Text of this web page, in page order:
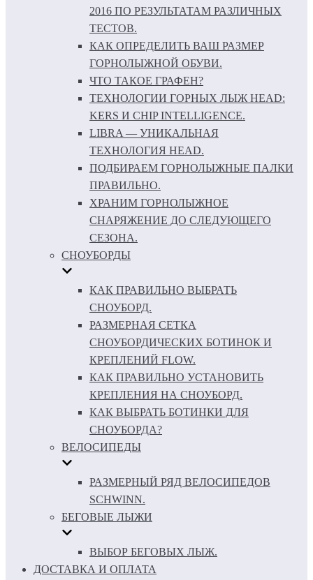
2016 ПО РЕЗУЛЬТАТАМ РАЗЛИЧНЫХ
ТЕСТОВ.
КАК ОПРЕДЕЛИТЬ ВАШ РАЗМЕР
ГОРНОЛЫЖНОЙ ОБУВИ.
ЧТО ТАКОЕ ГРАФЕН?
ТЕХНОЛОГИИ ГОРНЫХ ЛЫЖ HEAD:
KERS И CHIP INTELLIGENCE.
LIBRA — УНИКАЛЬНАЯ
ТЕХНОЛОГИЯ HEAD.
ПОДБИРАЕМ ГОРНОЛЫЖНЫЕ ПАЛКИ
ПРАВИЛЬНО.
ХРАНИМ ГОРНОЛЫЖНОЕ
СНАРЯЖЕНИЕ ДО СЛЕДУЮЩЕГО
СЕЗОНА.
СНОУБОРДЫ
КАК ПРАВИЛЬНО ВЫБРАТЬ
СНОУБОРД.
РАЗМЕРНАЯ СЕТКА
СНОУБОРДИЧЕСКИХ БОТИНОК И
КРЕПЛЕНИЙ FLOW.
КАК ПРАВИЛЬНО УСТАНОВИТЬ
КРЕПЛЕНИЯ НА СНОУБОРД.
КАК ВЫБРАТЬ БОТИНКИ ДЛЯ
СНОУБОРДА?
ВЕЛОСИПЕДЫ
РАЗМЕРНЫЙ РЯД ВЕЛОСИПЕДОВ
SCHWINN.
БЕГОВЫЕ ЛЫЖИ
ВЫБОР БЕГОВЫХ ЛЫЖ.
ДОСТАВКА И ОПЛАТА